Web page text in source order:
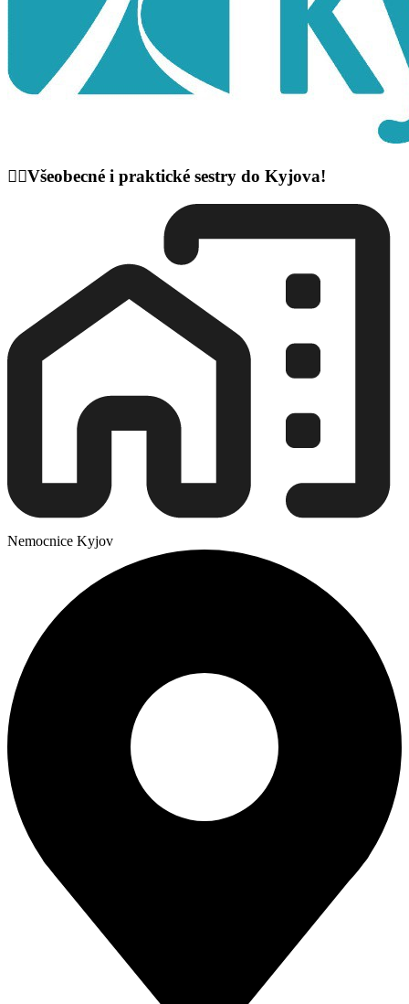
👩‍⚕️Všeobecné i praktické sestry do Kyjova!
Nemocnice Kyjov